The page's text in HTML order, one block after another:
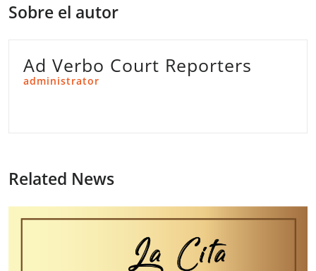
Sobre el autor
Ad Verbo Court Reporters
administrator
Related News